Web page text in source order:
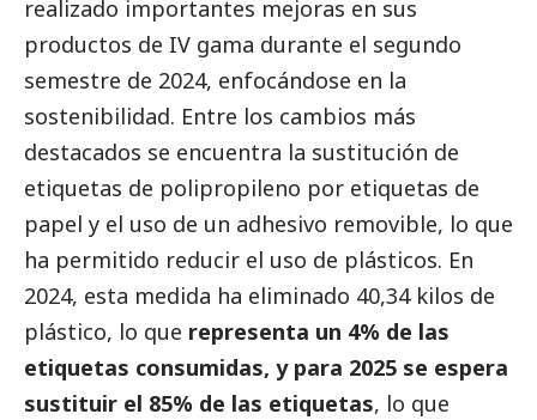
realizado importantes mejoras en sus
productos de IV gama durante el segundo
semestre de 2024, enfocándose en la
sostenibilidad. Entre los cambios más
destacados se encuentra la sustitución de
etiquetas de polipropileno por etiquetas de
papel y el uso de un adhesivo removible, lo que
ha permitido reducir el uso de plásticos. En
2024, esta medida ha eliminado 40,34 kilos de
plástico, lo que representa un 4% de las
etiquetas consumidas, y para 2025 se espera
sustituir el 85% de las etiquetas, lo que